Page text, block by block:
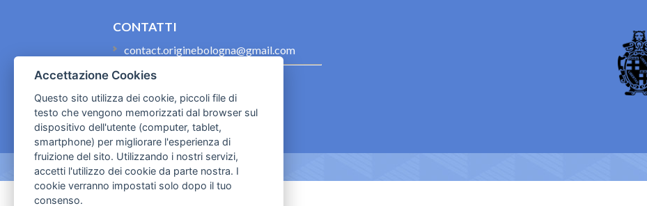
CONTATTI
contact.originebologna@gmail.com
Cookies e informativa privacy
Accettazione Cookies
Questo sito utilizza dei cookie, piccoli file di
testo che vengono memorizzati dal browser sul
dispositivo dell'utente (computer, tablet,
smartphone) per migliorare l'esperienza di
fruizione del sito. Utilizzando i nostri servizi,
accetti l'utilizzo dei cookie da parte nostra. I
cookie verranno impostati solo dopo il tuo
consenso.